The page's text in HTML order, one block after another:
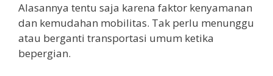
Alasannya tentu saja karena faktor kenyamanan
dan kemudahan mobilitas. Tak perlu menunggu
atau berganti transportasi umum ketika
bepergian.